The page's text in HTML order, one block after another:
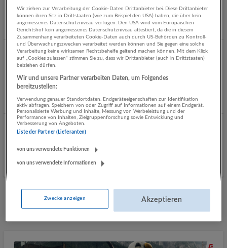
08.08.2026,
Rachbauer-Kran, Salzburg
Wals-Siezenheim, Österreich
Gestern veröffentlicht
LADEKRAN- C/E Fahrer/in - Rachbauer-Kran,
Salzburg-Siezenheim
07.08.2026,Rachbauer-Kran, Salzburg
Salzburg, Wals-Siezenheim
Vor 2 Tagen veröffentlicht
Senior Maschinenbauingenieur Mechanik (m/w/d)
Wir ziehen zur Verarbeitung der Cookie-Daten Drittanbieter bei. Diese Drittanbieter
können ihren Sitz in Drittstaaten (wie zum Beispiel den USA) haben, die über kein
angemessenes Datenschutzniveau verfügen. Den USA wird vom Europäischen
Gerichtshof kein angemessenes Datenschutzniveau attestiert, da die in diesem
Zusammenhang verarbeiteten Cookie-Daten auch durch US-Behörden zu Kontroll-
und Überwachungszwecken verarbeitet werden können und Sie gegen eine solche
Verarbeitung keine wirksamen Rechtsbehelfe geltend machen können. Mit dem Klick
auf „Cookies zulassen“ stimmen Sie zu, dass wir Drittanbieter (auch in Drittstaaten)
beiziehen dürfen.
Wir und unsere Partner verarbeiten Daten, um Folgendes
bereitzustellen:
Verwendung genauer Standortdaten. Endgeräteeigenschaften zur Identifikation
aktiv abfragen. Speichern von oder Zugriff auf Informationen auf einem Endgerät.
Personalisierte Werbung und Inhalte, Messung von Werbeleistung und der
Performance von Inhalten, Zielgruppenforschung sowie Entwicklung und
Verbesserung von Angeboten.
Liste der Partner (Lieferanten)
von uns verwendete Funktionen
von uns verwendete Informationen
Zwecke anzeigen Akzeptieren